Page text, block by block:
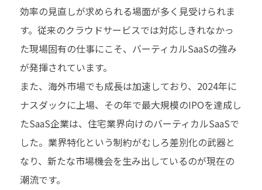
効率の見直しが求められる場面が多く見受けられま
す。従来のクラウドサービスでは対応しきれなかっ
た現場固有の仕事にこそ、バーティカルSaaSの強み
が発揮されています。
また、海外市場でも成長は加速しており、2024年に
ナスダックに上場、その年で最大規模のIPOを達成し
たSaaS企業は、住宅業界向けのバーティカルSaaSで
した。業界特化という制約がむしろ差別化の武器と
なり、新たな市場機会を生み出しているのが現在の
潮流です。